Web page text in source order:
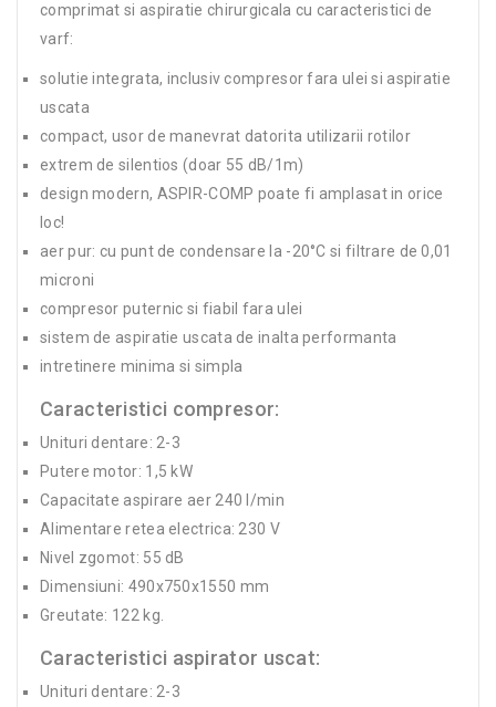
comprimat si aspiratie chirurgicala cu caracteristici de
varf:
solutie integrata, inclusiv compresor fara ulei si aspiratie
uscata
compact, usor de manevrat datorita utilizarii rotilor
extrem de silentios (doar 55 dB/1m)
design modern, ASPIR-COMP poate fi amplasat in orice
loc!
aer pur: cu punt de condensare la -20°C si filtrare de 0,01
microni
compresor puternic si fiabil fara ulei
sistem de aspiratie uscata de inalta performanta
intretinere minima si simpla
Caracteristici compresor:
Unituri dentare: 2-3
Putere motor: 1,5 kW
Capacitate aspirare aer 240 l/min
Alimentare retea electrica: 230 V
Nivel zgomot: 55 dB
Dimensiuni: 490x750x1550 mm
Greutate: 122 kg.
Caracteristici aspirator uscat:
Unituri dentare: 2-3